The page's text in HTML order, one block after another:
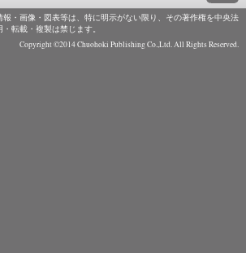
・画像・図表等は、特に明示がない限り、その著作権を中央法
転載・複製は禁じます。
Copyright ©2014 Chuohoki Publishing Co.,Ltd. All Rights Reserved.